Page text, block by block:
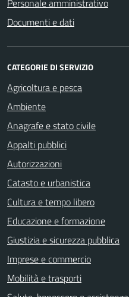
Personale amministrativo
Documenti e dati
CATEGORIE DI SERVIZIO
Agricoltura e pesca
Ambiente
Anagrafe e stato civile
Appalti pubblici
Autorizzazioni
Catasto e urbanistica
Cultura e tempo libero
Educazione e formazione
Giustizia e sicurezza pubblica
Imprese e commercio
Mobilità e trasporti